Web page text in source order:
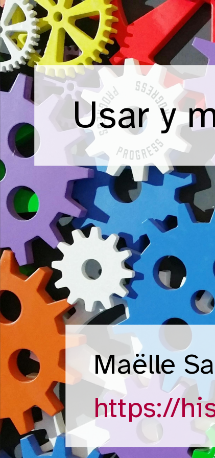
Usar y
Maëlle
https://
Usar
y
mejorar
tu
historial
Git
Maëlle
Salmon
https://historial-
git.netlify.app